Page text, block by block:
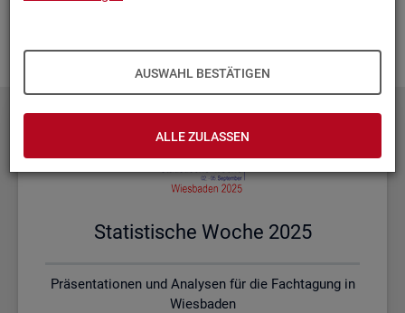
AUSWAHL BESTÄTIGEN
ALLE ZULASSEN
Sta­tis­ti­sche Woche 2025
Präsentationen und Analysen für die Fachtagung in
Wiesbaden